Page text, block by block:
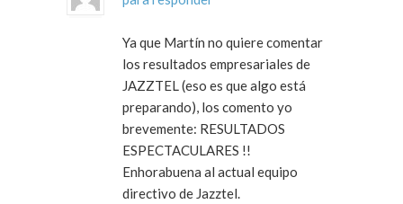
Ya que Martín no quiere comentar
los resultados empresariales de
JAZZTEL (eso es que algo está
preparando), los comento yo
brevemente: RESULTADOS
ESPECTACULARES !!
Enhorabuena al actual equipo
directivo de Jazztel.